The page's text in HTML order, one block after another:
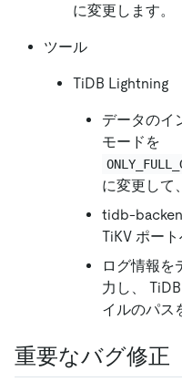
に変更します。
ツール
TiDB Lightning
データのイ
モードを
に変更して
tidb-
TiKV ポー
ログ情報を
力し、
イルのパス
重要なバグ修正